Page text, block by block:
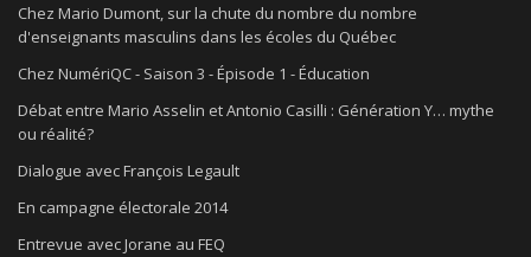
Chez Mario Dumont, sur la chute du nombre du nombre
d'enseignants masculins dans les écoles du Québec
Chez NumériQC - Saison 3 - Épisode 1 - Éducation
Débat entre Mario Asselin et Antonio Casilli : Génération Y… mythe
ou réalité?
Dialogue avec François Legault
En campagne électorale 2014
Entrevue avec Jorane au FEQ